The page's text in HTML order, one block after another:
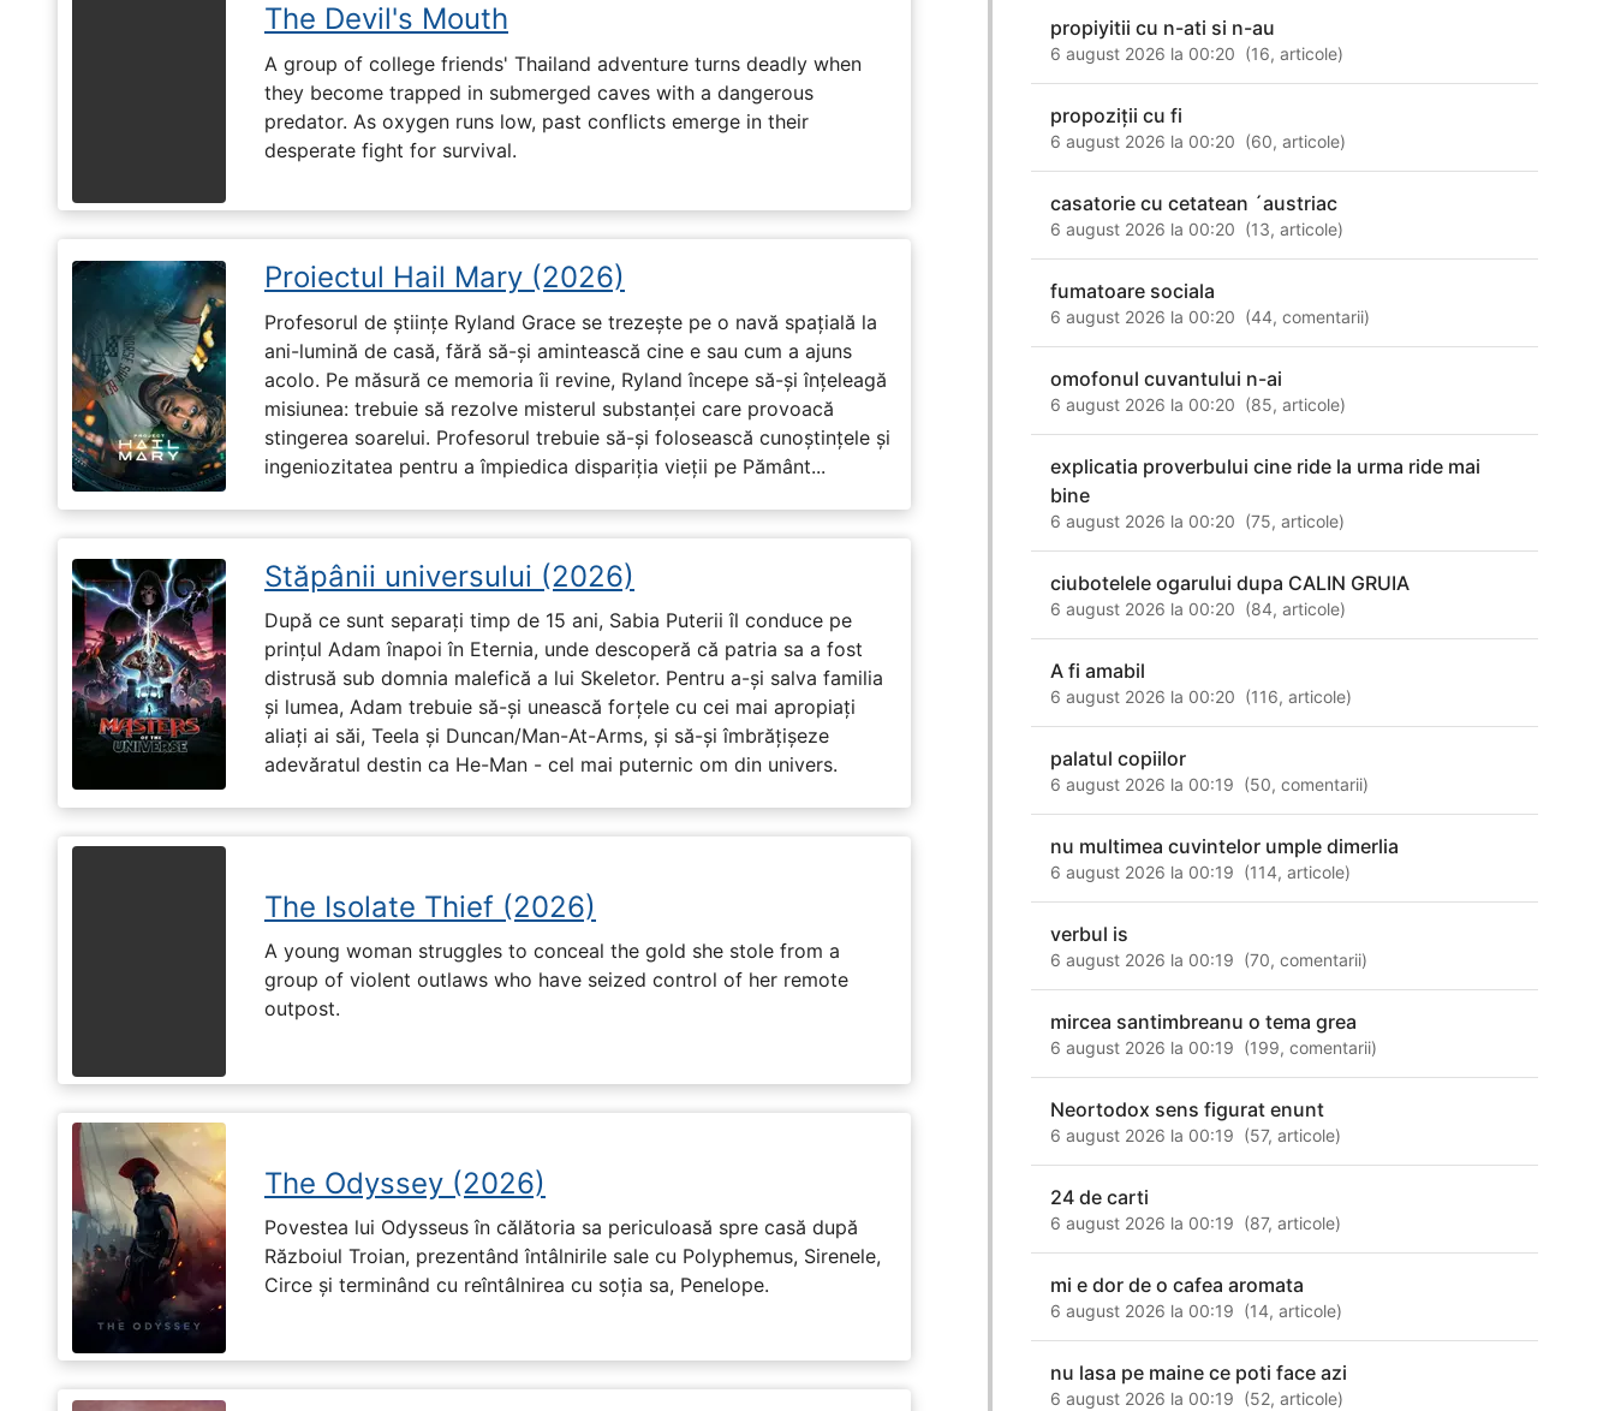
The Devil's Mouth
A group of college friends' Thailand adventure turns deadly when
they become trapped in submerged caves with a dangerous
predator. As oxygen runs low, past conflicts emerge in their
desperate fight for survival.
Proiectul Hail Mary (2026)
Profesorul de științe Ryland Grace se trezește pe o navă spațială la
ani-lumină de casă, fără să-și amintească cine e sau cum a ajuns
acolo. Pe măsură ce memoria îi revine, Ryland începe să-și înțeleagă
misiunea: trebuie să rezolve misterul substanței care provoacă
stingerea soarelui. Profesorul trebuie să-și folosească cunoștințele și
ingeniozitatea pentru a împiedica dispariția vieții pe Pământ...
Stăpânii universului (2026)
După ce sunt separați timp de 15 ani, Sabia Puterii îl conduce pe
prințul Adam înapoi în Eternia, unde descoperă că patria sa a fost
distrusă sub domnia malefică a lui Skeletor. Pentru a-și salva familia
și lumea, Adam trebuie să-și unească forțele cu cei mai apropiați
aliați ai săi, Teela și Duncan/Man-At-Arms, și să-și îmbrățișeze
adevăratul destin ca He-Man - cel mai puternic om din univers.
The Isolate Thief (2026)
A young woman struggles to conceal the gold she stole from a
group of violent outlaws who have seized control of her remote
outpost.
The Odyssey (2026)
Povestea lui Odysseus în călătoria sa periculoasă spre casă după
Războiul Troian, prezentând întâlnirile sale cu Polyphemus, Sirenele,
Circe și terminând cu reîntâlnirea cu soția sa, Penelope.
propiyitii cu n-ati si n-au
6 august 2026 la 00:20 (16,articole)
propoziții cu fi
6 august 2026 la 00:20 (60,articole)
casatorie cu cetatean ´austriac
6 august 2026 la 00:20 (13,articole)
fumatoare sociala
6 august 2026 la 00:20 (44,comentarii)
omofonul cuvantului n-ai
6 august 2026 la 00:20 (85,articole)
explicatia proverbului cine ride la urma ride mai
bine
6 august 2026 la 00:20 (75,articole)
ciubotelele ogarului dupa CALIN GRUIA
6 august 2026 la 00:20 (84,articole)
A fi amabil
6 august 2026 la 00:20 (116,articole)
palatul copiilor
6 august 2026 la 00:19 (50,comentarii)
nu multimea cuvintelor umple dimerlia
6 august 2026 la 00:19 (114,articole)
verbul is
6 august 2026 la 00:19 (70,comentarii)
mircea santimbreanu o tema grea
6 august 2026 la 00:19 (199,comentarii)
Neortodox sens figurat enunt
6 august 2026 la 00:19 (57,articole)
24 de carti
6 august 2026 la 00:19 (87,articole)
mi e dor de o cafea aromata
6 august 2026 la 00:19 (14,articole)
nu lasa pe maine ce poti face azi
6 august 2026 la 00:19 (52,articole)